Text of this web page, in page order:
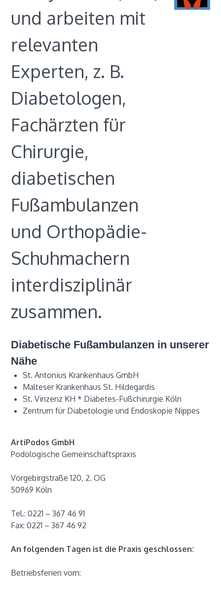
und arbeiten mit
relevanten
Experten, z. B.
Diabetologen,
Fachärzten für
Chirurgie,
diabetischen
Fußambulanzen
und Orthopädie-
Schuhmachern
interdisziplinär
zusammen.
Diabetische Fußambulanzen in unserer
Nähe
St. Antonius Krankenhaus GmbH
Malteser Krankenhaus St. Hildegardis
St. Vinzenz KH * Diabetes-Fußchirurgie Köln
Zentrum für Diabetologie und Endoskopie Nippes
ArtiPodos GmbH
Podologische Gemeinschaftspraxis
Vorgebirgstraße 120, 2. OG
50969 Köln
Tel.: 0221 – 367 46 91
Fax: 0221 – 367 46 92
An folgenden Tagen ist die Praxis geschlossen:
Betriebsferien vom: